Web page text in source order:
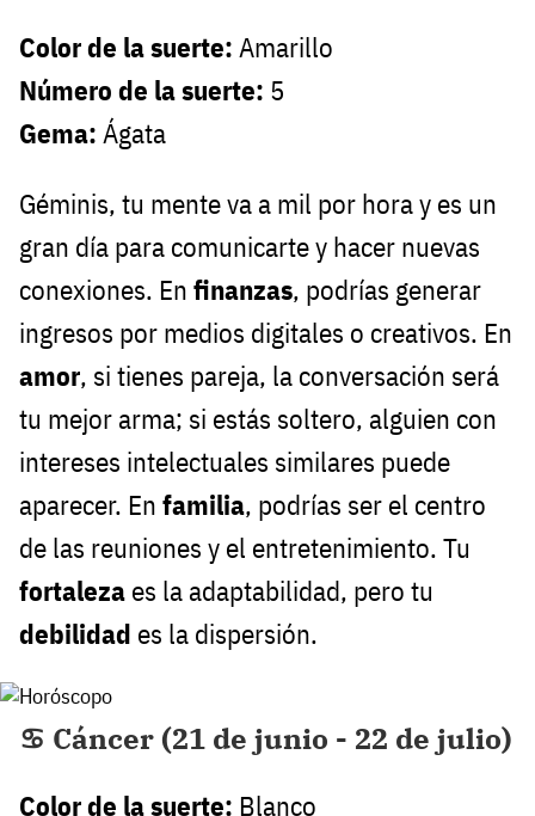
Color de la suerte: Amarillo
Número de la suerte: 5
Gema: Ágata
Géminis, tu mente va a mil por hora y es un
gran día para comunicarte y hacer nuevas
conexiones. En finanzas, podrías generar
ingresos por medios digitales o creativos. En
amor, si tienes pareja, la conversación será
tu mejor arma; si estás soltero, alguien con
intereses intelectuales similares puede
aparecer. En familia, podrías ser el centro
de las reuniones y el entretenimiento. Tu
fortaleza es la adaptabilidad, pero tu
debilidad es la dispersión.
♋ Cáncer (21 de junio - 22 de julio)
Color de la suerte: Blanco